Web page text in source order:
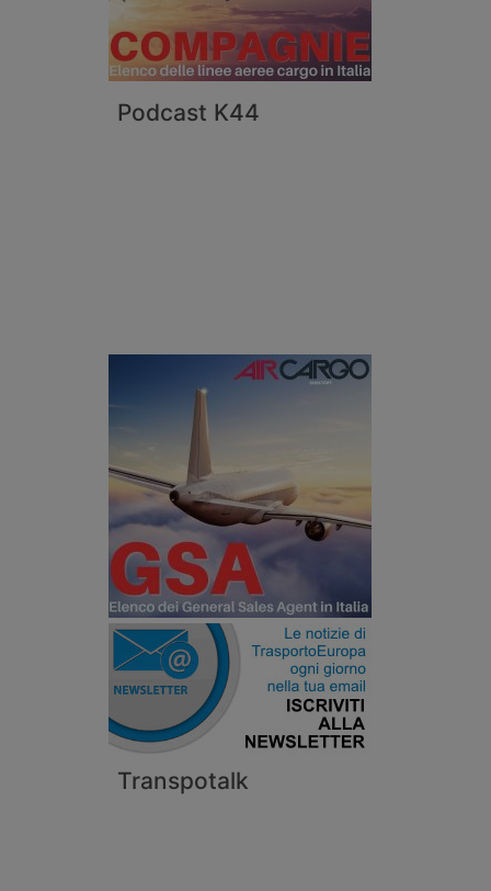
Podcast K44
Transpotalk